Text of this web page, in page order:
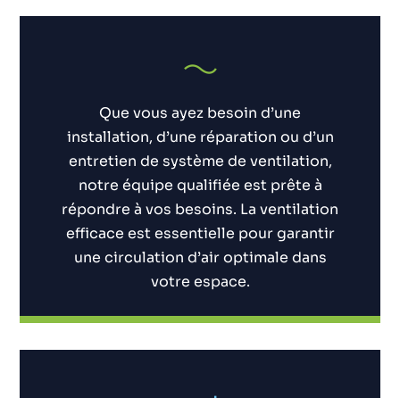
Que vous ayez besoin d’une
installation, d’une réparation ou d’un
entretien de système de ventilation,
notre équipe qualifiée est prête à
répondre à vos besoins. La ventilation
efficace est essentielle pour garantir
une circulation d’air optimale dans
votre espace.